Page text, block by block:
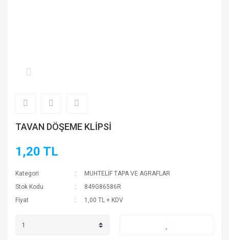
TAVAN DÖŞEME KLİPSİ
1,20 TL
Kategori
MUHTELİF TAPA VE AGRAFLAR
Stok Kodu
849G86586R
Fiyat
1,00 TL + KDV